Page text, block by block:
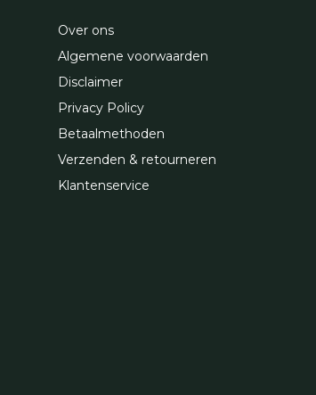
Over ons
Algemene voorwaarden
Disclaimer
Privacy Policy
Betaalmethoden
Verzenden & retourneren
Klantenservice